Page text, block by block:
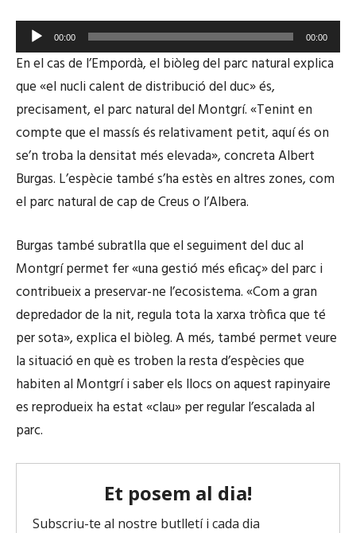
e
p
r
o
d
u
c
t
r
'
à
u
d
i
o
00:00 00:00
En el cas de l’Empordà, el biòleg del parc natural explica
que «el nucli calent de distribució del duc» és,
precisament, el parc natural del Montgrí. «Tenint en
compte que el massís és relativament petit, aquí és on
se’n troba la densitat més elevada», concreta Albert
Burgas. L’espècie també s’ha estès en altres zones, com
el parc natural de cap de Creus o l’Albera.
Burgas també subratlla que el seguiment del duc al
Montgrí permet fer «una gestió més eficaç» del parc i
contribueix a preservar-ne l’ecosistema. «Com a gran
depredador de la nit, regula tota la xarxa tròfica que té
per sota», explica el biòleg. A més, també permet veure
la situació en què es troben la resta d’espècies que
habiten al Montgrí i saber els llocs on aquest rapinyaire
es reprodueix ha estat «clau» per regular l’escalada al
parc.